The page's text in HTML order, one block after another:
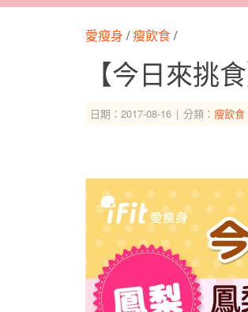
愛瘦身 /瘦飲食/
【今日來
日期：2017-08-16 分類： 瘦飲食